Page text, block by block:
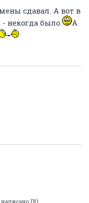
сдавал. А вот в
некогда было.
А
написано ПО